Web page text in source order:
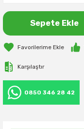
Sepete Ekle
Karşılaştır
0850 346 28 42